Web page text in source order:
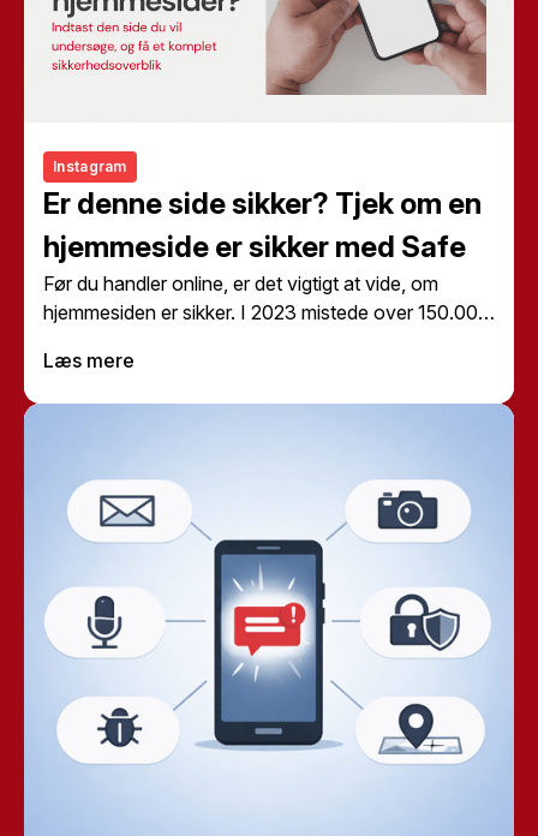
Instagram
Er denne side sikker? Tjek om en
hjemmeside er sikker med Safe
Før du handler online, er det vigtigt at vide, om
hjemmesiden er sikker. I 2023 mistede over 150.000
Safe Assistant kan du minimere risikoen for at blive
ramt af svindel. MedSafe’s værktøjkan du nemt
Læs mere